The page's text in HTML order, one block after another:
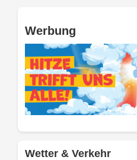
Werbung
Wetter & Verkehr